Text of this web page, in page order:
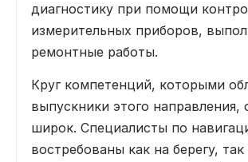
диагностику при помощи
измерительных приборов,
ремонтные работы.
Круг компетенций, которыми
выпускники этого направления,
широк. Специалисты по
востребованы как на берегу,